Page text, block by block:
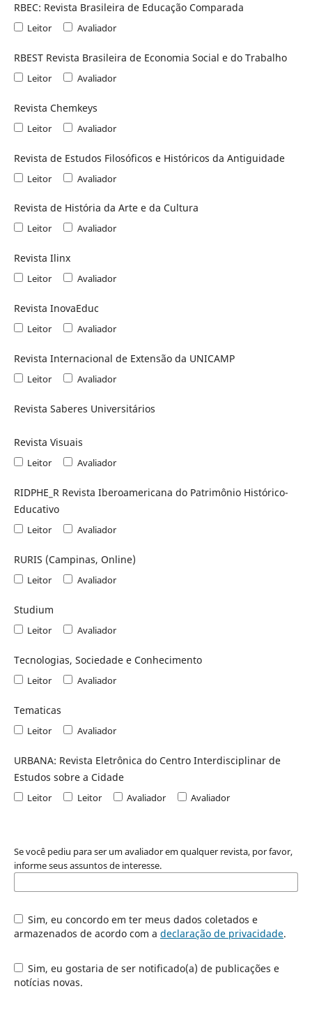
RBEC: Revista Brasileira de Educação Comparada
Leitor Avaliador
RBEST Revista Brasileira de Economia Social e do Trabalho
Leitor Avaliador
Revista Chemkeys
Leitor Avaliador
Revista de Estudos Filosóficos e Históricos da Antiguidade
Leitor Avaliador
Revista de História da Arte e da Cultura
Leitor Avaliador
Revista Ilinx
Leitor Avaliador
Revista InovaEduc
Leitor Avaliador
Revista Internacional de Extensão da UNICAMP
Leitor Avaliador
Revista Saberes Universitários
Revista Visuais
Leitor Avaliador
RIDPHE_R Revista Iberoamericana do Patrimônio Histórico-
Educativo
Leitor Avaliador
RURIS (Campinas, Online)
Leitor Avaliador
Studium
Leitor Avaliador
Tecnologias, Sociedade e Conhecimento
Leitor Avaliador
Tematicas
Leitor Avaliador
URBANA: Revista Eletrônica do Centro Interdisciplinar de
Estudos sobre a Cidade
Leitor Leitor Avaliador Avaliador
Se você pediu para ser um avaliador em qualquer revista, por favor,
informe seus assuntos de interesse.
Sim, eu concordo em ter meus dados coletados e
armazenados de acordo com a declaração de privacidade.
Sim, eu gostaria de ser notificado(a) de publicações e
notícias novas.